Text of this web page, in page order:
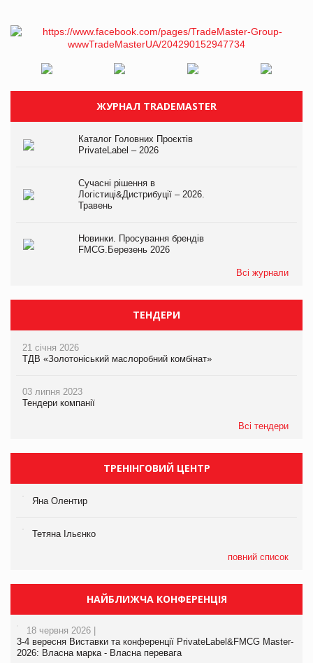
ЖУРНАЛ TRADEMASTER
Каталог Головних Проєктів
PrivateLabel – 2026
Сучасні рішення в
Логістиці&Дистрибуції – 2026.
Травень
Новинки. Просування брендів
FMCG.Березень 2026
Всі журнали
ТЕНДЕРИ
21 січня 2026
ТДВ «Золотоніський маслоробний комбінат»
03 липня 2023
Тендери компанії
Всі тендери
ТРЕНІНГОВИЙ ЦЕНТР
Яна Олентир
Тетяна Ільєнко
повний список
НАЙБЛИЖЧА КОНФЕРЕНЦІЯ
18 червня 2026 |
3-4 вересня Виставки та конференції PrivateLabel&FMCG Master-
2026: Власна марка - Власна перевага